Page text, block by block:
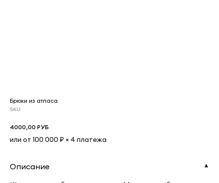
Брюки из атласа
SKU:
4000,00 РУБ
или от 100 000 ₽ × 4 платежа
Описание ▼